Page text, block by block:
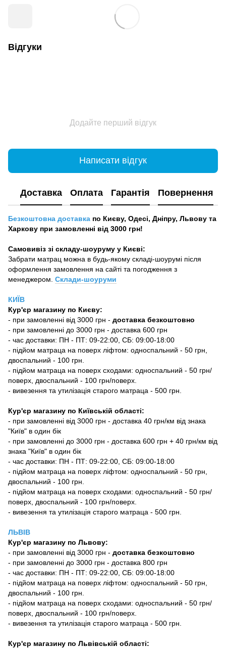
Відгуки
Додайте перший відгук
Написати відгук
Доставка Оплата Гарантія Повернення
Безкоштовна доставка по Києву, Одесі, Дніпру, Львову та
Харкову при замовленні від 3000 грн!
Самовивіз зі складу-шоуруму у Києві:
Забрати матрац можна в будь-якому складі-шоурумі після
оформлення замовлення на сайті та погодження з
менеджером. Склади-шоуруми
КИЇВ
Кур'єр магазину по Києву:
- при замовленні від 3000 грн - доставка безкоштовно
- при замовленні до 3000 грн - доставка 600 грн
- час доставки: ПН - ПТ: 09-22:00, СБ: 09:00-18:00
- підйом матраца на поверх ліфтом: односпальний - 50 грн,
двоспальний - 100 грн.
- підйом матраца на поверх сходами: односпальний - 50 грн/
поверх, двоспальний - 100 грн/поверх.
- вивезення та утилізація старого матраца - 500 грн.
Кур'єр магазину по Київській області:
- при замовленні від 3000 грн - доставка 40 грн/км від знака
"Київ" в один бік
- при замовленні до 3000 грн - доставка 600 грн + 40 грн/км від
знака "Київ" в один бік
- час доставки: ПН - ПТ: 09-22:00, СБ: 09:00-18:00
- підйом матраца на поверх ліфтом: односпальний - 50 грн,
двоспальний - 100 грн.
- підйом матраца на поверх сходами: односпальний - 50 грн/
поверх, двоспальний - 100 грн/поверх.
- вивезення та утилізація старого матраца - 500 грн.
ЛЬВІВ
Кур'єр магазину по Львову:
- при замовленні від 3000 грн - доставка безкоштовно
- при замовленні до 3000 грн - доставка 800 грн
- час доставки: ПН - ПТ: 09-22:00, СБ: 09:00-18:00
- підйом матраца на поверх ліфтом: односпальний - 50 грн,
двоспальний - 100 грн.
- підйом матраца на поверх сходами: односпальний - 50 грн/
поверх, двоспальний - 100 грн/поверх.
- вивезення та утилізація старого матраца - 500 грн.
Кур'єр магазину по Львівській області: